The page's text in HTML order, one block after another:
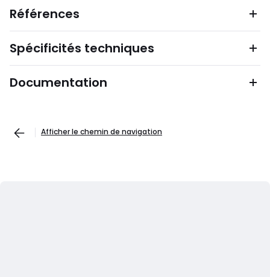
Références
Spécificités techniques
Documentation
Afficher le chemin de navigation